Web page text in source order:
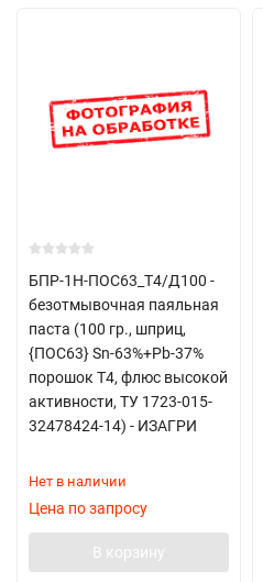
БПР-1Н-ПОС63_Т4/Д100 -
безотмывочная паяльная
паста (100 гр., шприц,
{ПОС63} Sn-63%+Pb-37%
порошок Т4, флюс высокой
активности, ТУ 1723-015-
32478424-14) - ИЗАГРИ
Нет в наличии
Цена по запросу
В корзину